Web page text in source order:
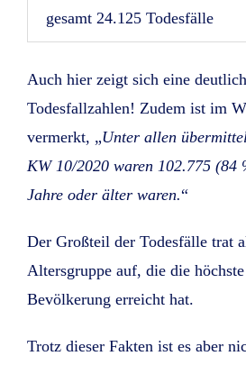
gesamt 24.125 Todesfälle
Auch hier zeigt sich eine
Todesfallzahlen! Zudem ist im
vermerkt, „Unter allen
KW 10/2020 waren 102.775 (84
Jahre oder älter waren.“
Der Großteil der Todesfälle trat
Altersgruppe auf, die die
Bevölkerung erreicht hat.
Trotz dieser Fakten ist es aber